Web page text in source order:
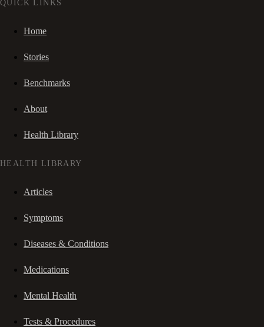
QUICK LINKS
Home
Stories
Benchmarks
About
Health Library
HEALTH LIBRARY
Articles
Symptoms
Diseases & Conditions
Medications
Mental Health
Tests & Procedures